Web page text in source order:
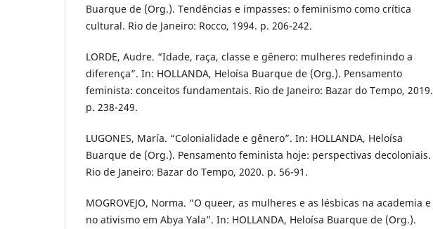
Buarque de (Org.). Tendências e impasses: o feminismo como crítica
cultural. Rio de Janeiro: Rocco, 1994. p. 206-242.
LORDE, Audre. “Idade, raça, classe e gênero: mulheres redefinindo a
diferença”. In: HOLLANDA, Heloísa Buarque de (Org.). Pensamento
feminista: conceitos fundamentais. Rio de Janeiro: Bazar do Tempo, 2019.
p. 238-249.
LUGONES, María. “Colonialidade e gênero”. In: HOLLANDA, Heloísa
Buarque de (Org.). Pensamento feminista hoje: perspectivas decoloniais.
Rio de Janeiro: Bazar do Tempo, 2020. p. 56-91.
MOGROVEJO, Norma. “O queer, as mulheres e as lésbicas na academia e
no ativismo em Abya Yala”. In: HOLLANDA, Heloísa Buarque de (Org.).